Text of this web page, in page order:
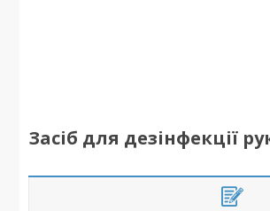
Засіб для дезінфекції